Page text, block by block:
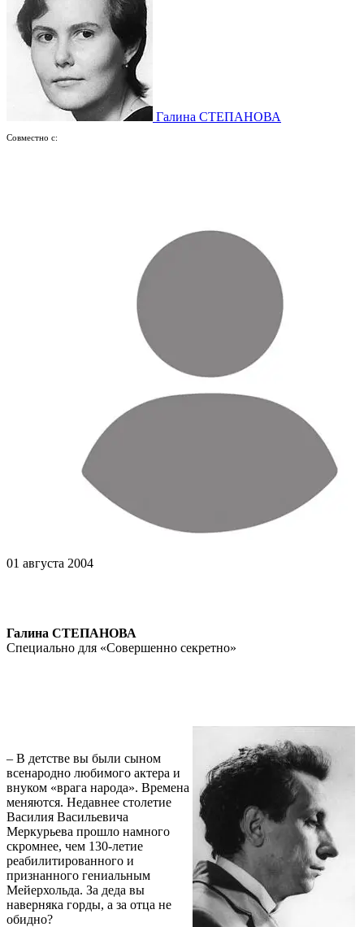
Галина СТЕПАНОВА
Совместно с:
01 августа 2004
Галина СТЕПАНОВА
Специально для «Совершенно секретно»
– В детстве вы были сыном
всенародно любимого актера и
внуком «врага народа». Времена
меняются. Недавнее столетие
Василия Васильевича
Меркурьева прошло намного
скромнее, чем 130-летие
реабилитированного и
признанного гениальным
Мейерхольда. За деда вы
наверняка горды, а за отца не
обидно?